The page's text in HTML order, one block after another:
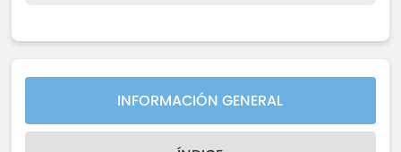
INFORMACIÓN GENERAL